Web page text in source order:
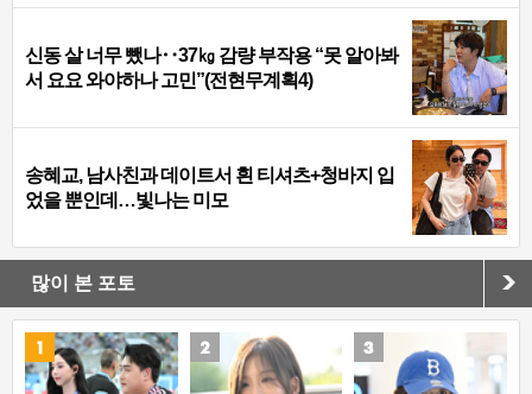
신동 살 너무 뺐나‥37㎏ 감량 부작용 “못 알아봐
서 요요 와야하나 고민”(전현무계획4)
송혜교, 남사친과 데이트서 흰 티셔츠+청바지 입
었을 뿐인데…빛나는 미모
많이 본 포토